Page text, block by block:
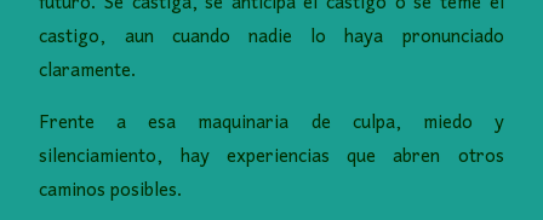
castigo, aun cuando nadie lo haya pronunciado
claramente.
Frente a esa maquinaria de culpa, miedo y
silenciamiento, hay experiencias que abren otros
caminos posibles.